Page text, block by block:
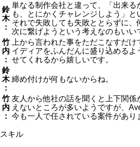
鈴
木
：
単なる制作会社と違って、「出来る
も、とにかくチャレンジしよう」と
それで失敗しても失敗ととらずに、
次に繋げようという考えなのもいい
竹
内
：
上から言われた事をただこなすだ
イディアをふんだんに盛り込めるよ
せてくれるから嬉しいです。
鈴
木
：
締め付けが何もないからね。
竹
内
：
友人から他社の話を聞くと上下関係
えないところが多いようですが、
今も一人で任されている案件があり
スキル